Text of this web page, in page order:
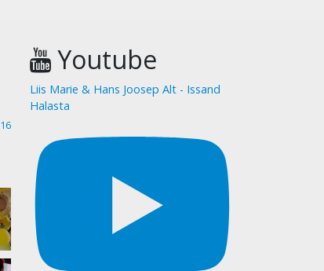
16
Youtube
Liis Marie & Hans Joosep Alt - Issand
Halasta